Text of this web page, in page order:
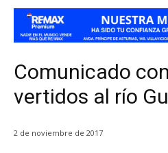
Comunicado
vertidos al río
2 de noviembre de 2017